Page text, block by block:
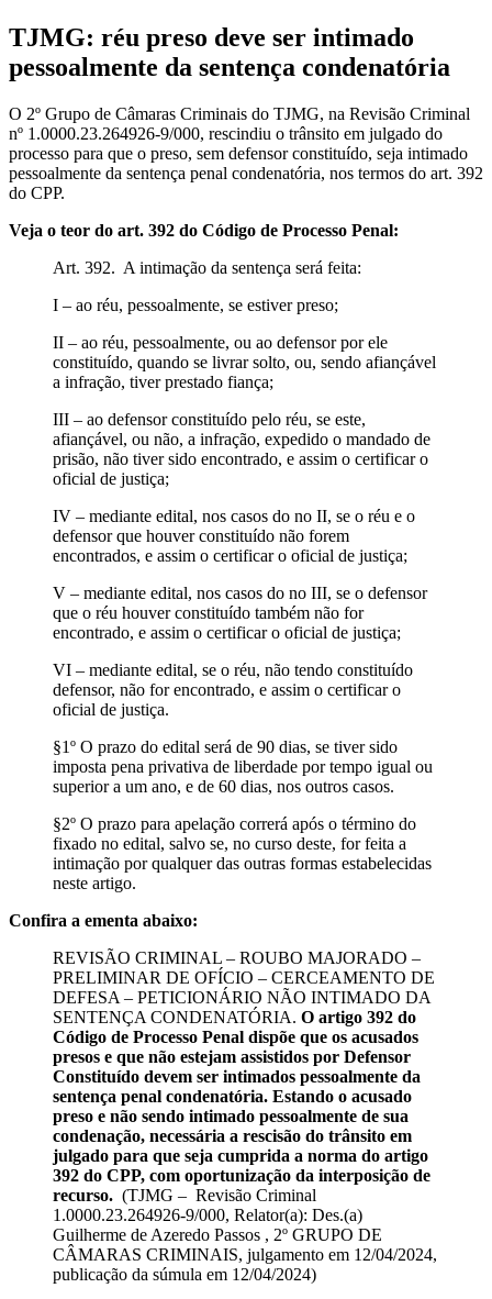
TJMG: réu preso deve ser intimado
pessoalmente da sentença condenatória
O 2º Grupo de Câmaras Criminais do TJMG, na Revisão Criminal
nº 1.0000.23.264926-9/000, rescindiu o trânsito em julgado do
processo para que o preso, sem defensor constituído, seja intimado
pessoalmente da sentença penal condenatória, nos termos do art. 392
do CPP.
Veja o teor do art. 392 do Código de Processo Penal:
Art. 392. A intimação da sentença será feita:
I – ao réu, pessoalmente, se estiver preso;
II – ao réu, pessoalmente, ou ao defensor por ele
constituído, quando se livrar solto, ou, sendo afiançável
a infração, tiver prestado fiança;
III – ao defensor constituído pelo réu, se este,
afiançável, ou não, a infração, expedido o mandado de
prisão, não tiver sido encontrado, e assim o certificar o
oficial de justiça;
IV – mediante edital, nos casos do no II, se o réu e o
defensor que houver constituído não forem
encontrados, e assim o certificar o oficial de justiça;
V – mediante edital, nos casos do no III, se o defensor
que o réu houver constituído também não for
encontrado, e assim o certificar o oficial de justiça;
VI – mediante edital, se o réu, não tendo constituído
defensor, não for encontrado, e assim o certificar o
oficial de justiça.
§1º O prazo do edital será de 90 dias, se tiver sido
imposta pena privativa de liberdade por tempo igual ou
superior a um ano, e de 60 dias, nos outros casos.
§2º O prazo para apelação correrá após o término do
fixado no edital, salvo se, no curso deste, for feita a
intimação por qualquer das outras formas estabelecidas
neste artigo.
Confira a ementa abaixo:
REVISÃO CRIMINAL – ROUBO MAJORADO –
PRELIMINAR DE OFÍCIO – CERCEAMENTO DE
DEFESA – PETICIONÁRIO NÃO INTIMADO DA
SENTENÇA CONDENATÓRIA. O artigo 392 do
Código de Processo Penal dispõe que os acusados
presos e que não estejam assistidos por Defensor
Constituído devem ser intimados pessoalmente da
sentença penal condenatória. Estando o acusado
preso e não sendo intimado pessoalmente de sua
condenação, necessária a rescisão do trânsito em
julgado para que seja cumprida a norma do artigo
392 do CPP, com oportunização da interposição de
recurso. (TJMG – Revisão Criminal
1.0000.23.264926-9/000, Relator(a): Des.(a)
Guilherme de Azeredo Passos , 2º GRUPO DE
CÂMARAS CRIMINAIS, julgamento em 12/04/2024,
publicação da súmula em 12/04/2024)